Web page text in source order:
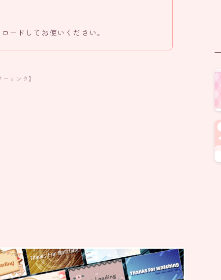
ードしてお使いください。
ーリンク】